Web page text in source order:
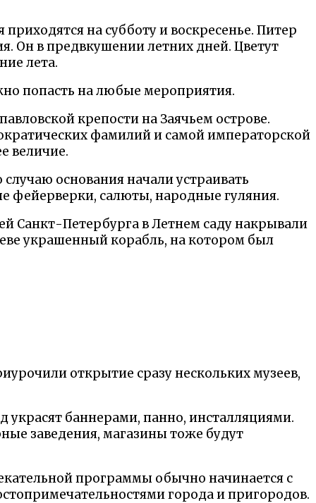
на субботу и воскресенье. Питер
Он в предвкушении летних дней. Цветут
лета.
попасть на любые мероприятия.
крепости на Заячьем острове.
фамилий и самой императорской
величие.
основания начали устраивать
фейерверки, салюты, народные гуляния.
Санкт-Петербурга в Летнем саду накрывали
украшенный корабль, на котором был
открытие сразу нескольких музеев,
баннерами, панно, инсталляциями.
заведения, магазины тоже будут
программы обычно начинается с
города и пригородов.